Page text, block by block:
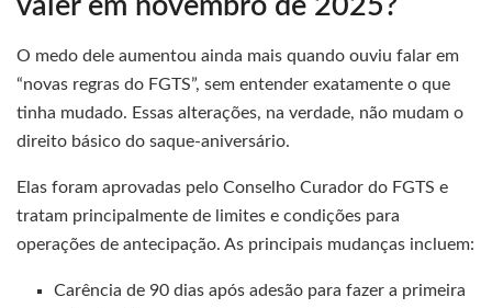
valer em novembro de 2025?
O medo dele aumentou ainda mais quando ouviu falar em
“novas regras do FGTS”, sem entender exatamente o que
tinha mudado. Essas alterações, na verdade, não mudam o
direito básico do saque-aniversário.
Elas foram aprovadas pelo Conselho Curador do FGTS e
tratam principalmente de limites e condições para
operações de antecipação. As principais mudanças incluem:
Carência de 90 dias após adesão para fazer a primeira